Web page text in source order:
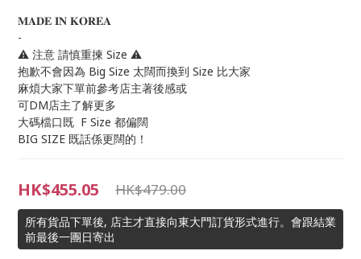
𝐌𝐀𝐃𝐄 𝐈𝐍 𝐊𝐎𝐑𝐄𝐀
-
⚠️ 注意 請慎重揀 Size ⚠️
抱歉不會因為 Big Size 太闊而換到 Size 比大家
麻煩大家下單前參考店主著後感或
可DM店主了解更多
大碼檔口既  F Size 都偏闊
BIG SIZE 既話係更闊的！
HK$455.05 HK$479.00
所有貨品下單後, 店主才直接向東大門訂貨形式進行。會跟結業
前最後一團日寄出